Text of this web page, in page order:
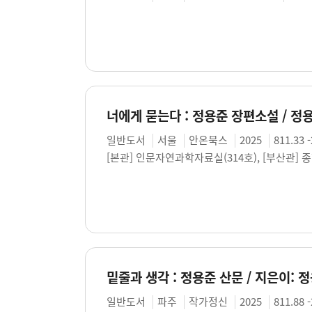
너에게 묻는다 : 정용준 장편소설 / 정
일반도서 서울 안온북스 2025
811.33
[본관] 인문자연과학자료실(314호), [부산관]
밑줄과 생각 : 정용준 산문 / 지은이:
일반도서 파주 작가정신 2025
811.88